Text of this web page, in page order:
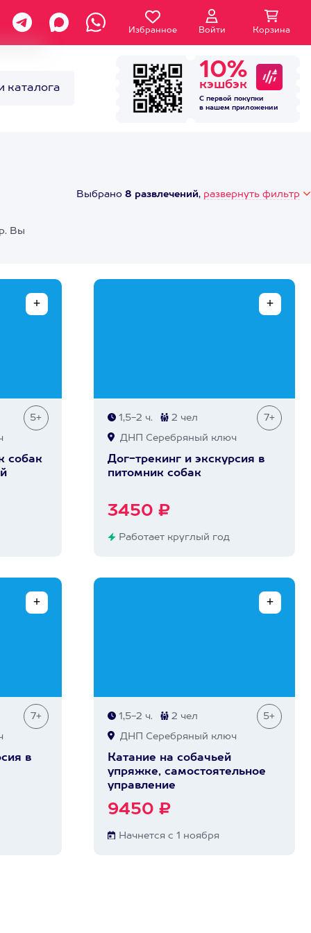
Избранное Войти Корзина
каталога
10%
кэшбэк
С первой покупки
в нашем приложении
Выбрано 8 развлечений, развернуть фильтр
Вы
5+
собак
1,5-2 ч. 2 чел 7+
ДНП Серебряный ключ
Дог-трекинг и экскурсия в
питомник собак
3450 ₽
Работает круглый год
7+
в
1,5-2 ч. 2 чел 5+
ДНП Серебряный ключ
Катание на собачьей
упряжке, самостоятельное
управление
9450 ₽
Начнется с 1 ноября